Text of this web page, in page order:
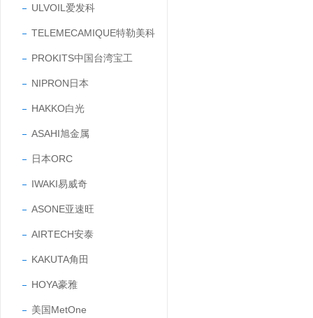
ULVOIL爱发科
TELEMECAMIQUE特勒美科
PROKITS中国台湾宝工
NIPRON日本
HAKKO白光
ASAHI旭金属
日本ORC
IWAKI易威奇
ASONE亚速旺
AIRTECH安泰
KAKUTA角田
HOYA豪雅
美国MetOne